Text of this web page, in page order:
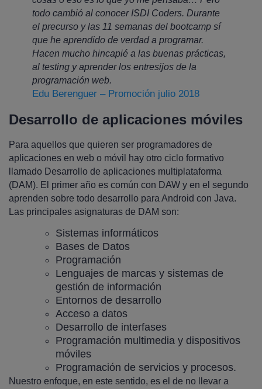
todo cambió al conocer ISDI Coders. Durante
el precurso y las 11 semanas del bootcamp sí
que he aprendido de verdad a programar.
Hacen mucho hincapié a las buenas prácticas,
al testing y aprender los entresijos de la
programación web.
Edu Berenguer – Promoción julio 2018
Desarrollo de aplicaciones móviles
Para aquellos que quieren ser programadores de
aplicaciones en web o móvil hay otro ciclo formativo
llamado Desarrollo de aplicaciones multiplataforma
(DAM). El primer año es común con DAW y en el segundo
aprenden sobre todo desarrollo para Android con Java.
Las principales asignaturas de DAM son:
Sistemas informáticos
Bases de Datos
Programación
Lenguajes de marcas y sistemas de
gestión de información
Entornos de desarrollo
Acceso a datos
Desarrollo de interfases
Programación multimedia y dispositivos
móviles
Programación de servicios y procesos.
Nuestro enfoque, en este sentido, es el de no llevar a